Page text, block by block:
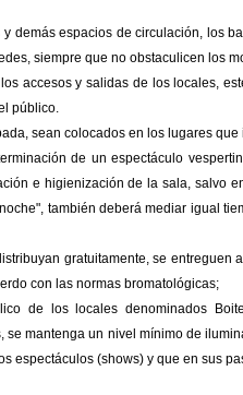
demás espacios de circulación, los
siempre que no obstaculicen los
accesos y salidas de los locales,
público.
sean colocados en los lugares
de un espectáculo
e higienización de la sala, salvo
también deberá mediar igual
gratuitamente, se
con las normas bromatológicas;
de los locales denominados
se mantenga un nivel mínimo de
espectáculos (shows) y que en sus